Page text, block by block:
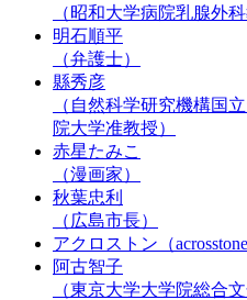
（昭和大学病院乳腺外科
明石順平
（弁護士）
縣秀彦
（自然科学研究機構国
院大学准教授）
赤星たみこ
（漫画家）
秋葉忠利
（広島市長）
アクロストン（acrosstone
阿古智子
（東京大学大学院総合